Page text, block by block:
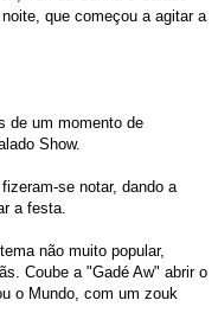
que começou a agitar a
de um momento de
Show.
se notar, dando a
a festa.
não muito popular,
Coube a "Gadé Aw" abrir o
o Mundo, com um zouk